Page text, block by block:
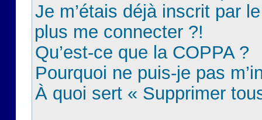
Je m’étais déjà inscrit par
plus me connecter ?!
Qu’est-ce que la COPPA ?
Pourquoi ne puis-je pas
À quoi sert « Supprimer